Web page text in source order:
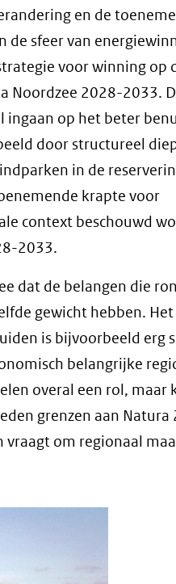
en de
sfeer van
voor winning op
Noordzee 2028-2033.
ingaan op het beter
door structureel
in de
krapte voor
context beschouwd
2033.
dat de belangen die
gewicht hebben. Het
is bijvoorbeeld erg
belangrijke
overal een rol, maar
grenzen aan Natura
om regionaal